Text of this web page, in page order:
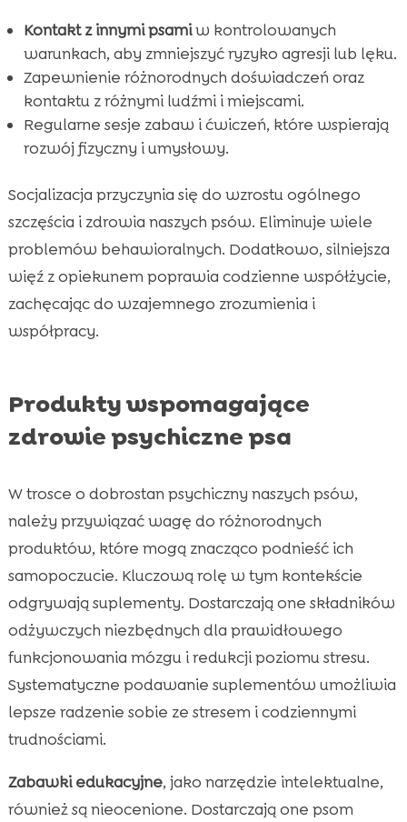
Kontakt z innymi psamiw kontrolowanych
warunkach, aby zmniejszyć ryzyko agresji lub lęku.
Zapewnienie różnorodnych doświadczeń oraz
kontaktu z różnymi ludźmi i miejscami.
Regularne sesje zabaw i ćwiczeń, które wspierają
rozwój fizyczny i umysłowy.
Socjalizacja przyczynia się do wzrostu ogólnego
szczęścia i zdrowia naszych psów. Eliminuje wiele
problemów behawioralnych. Dodatkowo, silniejsza
więź z opiekunem poprawia codzienne współżycie,
zachęcając do wzajemnego zrozumienia i
współpracy.
Produkty wspomagające
zdrowie psychiczne psa
W trosce o dobrostan psychiczny naszych psów,
należy przywiązać wagę do różnorodnych
produktów, które mogą znacząco podnieść ich
samopoczucie. Kluczową rolę w tym kontekście
odgrywają suplementy. Dostarczają one składników
odżywczych niezbędnych dla prawidłowego
funkcjonowania mózgu i redukcji poziomu stresu.
Systematyczne podawanie suplementów umożliwia
lepsze radzenie sobie ze stresem i codziennymi
trudnościami.
Zabawki edukacyjne, jako narzędzie intelektualne,
również są nieocenione. Dostarczają one psom